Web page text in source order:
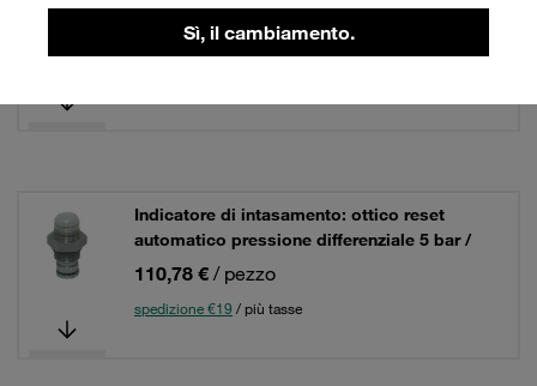
Sì, il cambiamento.
automatico pressione differenziale 5 bar /
110,78 € / pezzo
Indicatore di intasamento: ottico reset
automatico pressione differenziale 5 bar /
110,78 € / pezzo
spedizione €19 / più tasse